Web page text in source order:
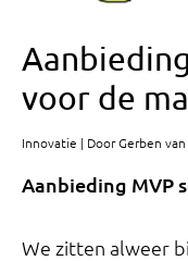
voor de
Innovatie | Door Gerben
Aanbieding MVP
We zitten alweer